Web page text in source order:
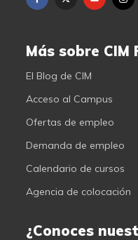
Más sobre CIM
El Blog de CIM
Acceso al Campus
Ofertas de empleo
Demanda de empleo
Calendario de cursos
Agencia de colocación
¿Conoces